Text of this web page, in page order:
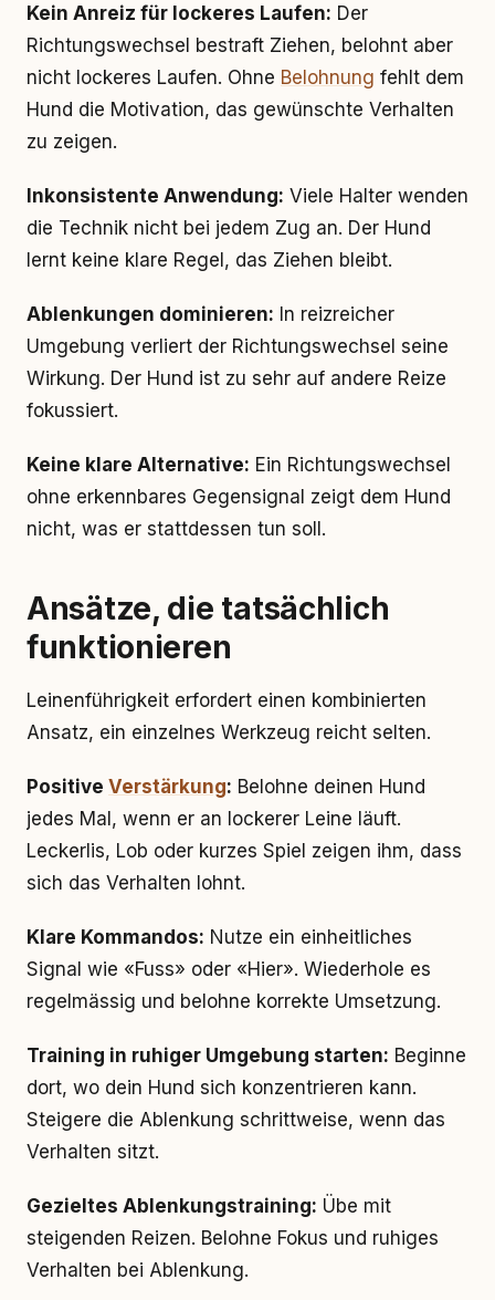
Kein Anreiz für lockeres Laufen: Der
Richtungswechsel bestraft Ziehen, belohnt aber
nicht lockeres Laufen. Ohne Belohnung fehlt dem
Hund die Motivation, das gewünschte Verhalten
zu zeigen.
Inkonsistente Anwendung: Viele Halter wenden
die Technik nicht bei jedem Zug an. Der Hund
lernt keine klare Regel, das Ziehen bleibt.
Ablenkungen dominieren: In reizreicher
Umgebung verliert der Richtungswechsel seine
Wirkung. Der Hund ist zu sehr auf andere Reize
fokussiert.
Keine klare Alternative: Ein Richtungswechsel
ohne erkennbares Gegensignal zeigt dem Hund
nicht, was er stattdessen tun soll.
Ansätze, die tatsächlich
funktionieren
Leinenführigkeit erfordert einen kombinierten
Ansatz, ein einzelnes Werkzeug reicht selten.
Positive Verstärkung: Belohne deinen Hund
jedes Mal, wenn er an lockerer Leine läuft.
Leckerlis, Lob oder kurzes Spiel zeigen ihm, dass
sich das Verhalten lohnt.
Klare Kommandos: Nutze ein einheitliches
Signal wie «Fuss» oder «Hier». Wiederhole es
regelmässig und belohne korrekte Umsetzung.
Training in ruhiger Umgebung starten: Beginne
dort, wo dein Hund sich konzentrieren kann.
Steigere die Ablenkung schrittweise, wenn das
Verhalten sitzt.
Gezieltes Ablenkungstraining: Übe mit
steigenden Reizen. Belohne Fokus und ruhiges
Verhalten bei Ablenkung.